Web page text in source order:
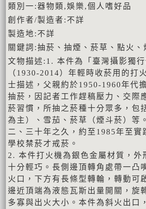
類別一:器物類,娛樂,個人嗜好品
創作者/製造者:不詳
製造地:不詳
關鍵詞:抽菸、抽煙、菸草、點火、
文物描述:1. 本件為「臺灣攝影獨
（1930-2014）年輕時收菸用的打
士描述，父親約於1950-1960年代
抽菸，因記者工作趕稿壓力、交際
菸習慣，所抽之菸種十分眾多，包
為主）、雪茄、菸草（煙斗菸）等
二、三十年之久，約至1985年至實
學校禁菸才戒菸。
2. 本件打火機為銀色金屬材質，外
十分輕巧。長側邊頂轉角處帶一凸
火口，下方有長條型轉輪，轉動可
邊近頂端為液態瓦斯出量開關，旋
多寡與出火大小。本件為斜火出口